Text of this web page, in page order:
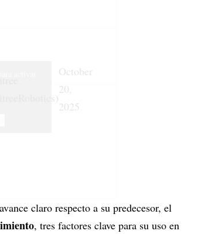
October
20,
2025
activar
claro respecto a su predecesor, el
, tres factores clave para su uso en